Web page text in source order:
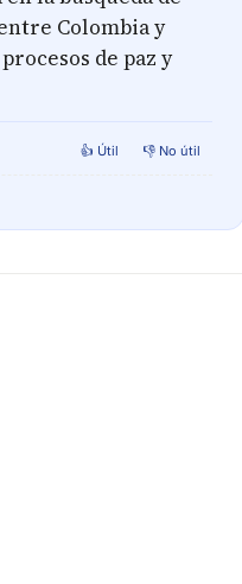
Colombia y
de paz y
👍 Útil 👎 No útil